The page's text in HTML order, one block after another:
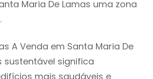
Maria De Lamas uma zona
A Venda em Santa Maria De
sustentável significa
mais saudáveis e